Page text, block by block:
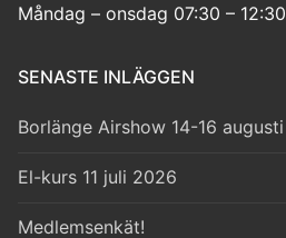
Måndag – onsdag 07:30 – 12:30
SENASTE INLÄGGEN
Borlänge Airshow 14-16 augusti
El-kurs 11 juli 2026
Medlemsenkät!